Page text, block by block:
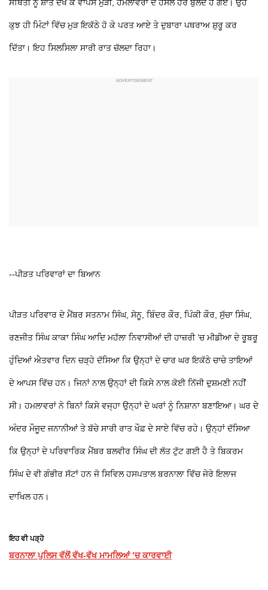
ਸਥਿਤੀ ਨੂੰ ਸ਼ਾਂਤ ਦੇਖ ਕੇ ਵਾਪਸ ਮੁੜੀ, ਹਮਲਾਵਰਾਂ ਦੇ ਹੌਸਲੇ ਹੋਰ ਬੁਲੰਦ ਹੋ ਗਏ। ਉਹ
ਕੁਝ ਹੀ ਮਿੰਟਾਂ ਵਿੱਚ ਮੁੜ ਇਕੱਠੇ ਹੋ ਕੇ ਪਰਤ ਆਏ ਤੇ ਦੁਬਾਰਾ ਪਥਰਾਅ ਸ਼ੁਰੂ ਕਰ
ਦਿੱਤਾ। ਇਹ ਸਿਲਸਿਲਾ ਸਾਰੀ ਰਾਤ ਚੱਲਦਾ ਰਿਹਾ।
--ਪੀੜਤ ਪਰਿਵਾਰਾਂ ਦਾ ਬਿਆਨ
ਪੀੜਤ ਪਰਿਵਾਰ ਦੇ ਮੈਂਬਰ ਸਤਨਾਮ ਸਿੰਘ, ਸੋਨੂ, ਬਿੰਦਰ ਕੌਰ, ਪਿੰਕੀ ਕੌਰ, ਸੁੱਚਾ ਸਿੰਘ,
ਰਣਜੀਤ ਸਿੰਘ ਕਾਕਾ ਸਿੰਘ ਆਦਿ ਮਹੱਲਾ ਨਿਵਾਸੀਆਂ ਦੀ ਹਾਜ਼ਰੀ ’ਚ ਮੀਡੀਆ ਦੇ ਰੂਬਰੂ
ਹੁੰਦਿਆਂ ਐਤਵਾਰ ਦਿਨ ਚੜ੍ਹੇ ਦੱਸਿਆ ਕਿ ਉਨ੍ਹਾਂ ਦੇ ਚਾਰ ਘਰ ਇਕੱਠੇ ਚਾਚੇ ਤਾਇਆਂ
ਦੇ ਆਪਸ ਵਿੱਚ ਹਨ। ਜਿਨਾਂ ਨਾਲ ਉਨ੍ਹਾਂ ਦੀ ਕਿਸੇ ਨਾਲ ਕੋਈ ਨਿੱਜੀ ਦੁਸ਼ਮਣੀ ਨਹੀਂ
ਸੀ। ਹਮਲਾਵਰਾਂ ਨੇ ਬਿਨਾਂ ਕਿਸੇ ਵਜ੍ਹਾ ਉਨ੍ਹਾਂ ਦੇ ਘਰਾਂ ਨੂੰ ਨਿਸ਼ਾਨਾ ਬਣਾਇਆ। ਘਰ ਦੇ
ਅੰਦਰ ਮੌਜੂਦ ਜਨਾਨੀਆਂ ਤੇ ਬੱਚੇ ਸਾਰੀ ਰਾਤ ਖੌਫ਼ ਦੇ ਸਾਏ ਵਿੱਚ ਰਹੇ। ਉਨ੍ਹਾਂ ਦੱਸਿਆ
ਕਿ ਉਨ੍ਹਾਂ ਦੇ ਪਰਿਵਾਰਿਕ ਮੈਂਬਰ ਬਲਵੀਰ ਸਿੰਘ ਦੀ ਲੱਤ ਟੁੱਟ ਗਈ ਹੈ ਤੇ ਬਿਕਰਮ
ਸਿੰਘ ਦੇ ਵੀ ਗੰਭੀਰ ਸੱਟਾਂ ਹਨ ਜੋ ਸਿਵਿਲ ਹਸਪਤਾਲ ਬਰਨਾਲਾ ਵਿੱਚ ਜੇਰੇ ਇਲਾਜ
ਦਾਖਿਲ ਹਨ।
ਇਹ ਵੀ ਪੜ੍ਹੋ
ਬਰਨਾਲਾ ਪੁਲਿਸ ਵੱਲੋਂ ਵੱਖ-ਵੱਖ ਮਾਮਲਿਆਂ ’ਚ ਕਾਰਵਾਈ